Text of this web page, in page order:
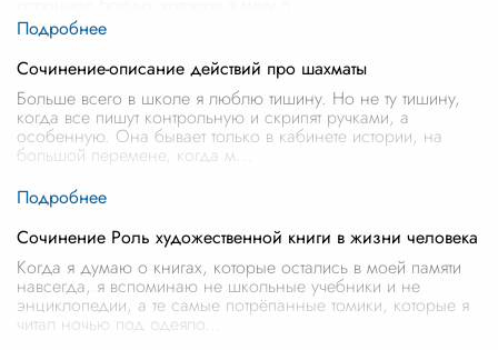
Сочинение-описание действий про шахматы
Больше всего в школе я люблю тишину. Но не ту тишину,
когда все пишут контрольную и скрипят ручками, а
особенную. Она бывает только в кабинете истории, на
большой перемене, когда м
Сочинение Роль художественной книги в жизни человека
Когда я думаю о книгах, которые остались в моей памяти
навсегда, я вспоминаю не школьные учебники и не
энциклопедии, а те самые потрёпанные томики, которые я
читал ночью под одеяло